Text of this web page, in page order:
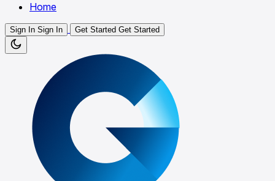
Home
Sign In Sign In Get Started Get Started